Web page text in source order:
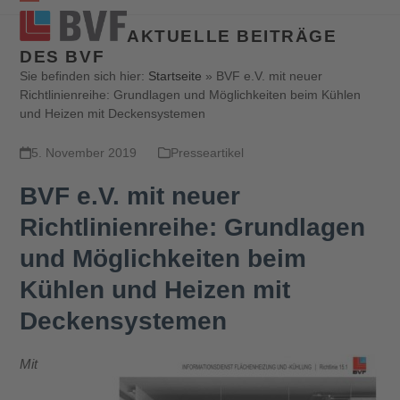
Open
mobile
menu
Close
mobile
menu
AKTUELLE BEITRÄGE
DES BVF
Sie befinden sich hier: Startseite » BVF e.V. mit neuer
Richtlinienreihe: Grundlagen und Möglichkeiten beim Kühlen
und Heizen mit Deckensystemen
5. November 2019 Presseartikel
BVF e.V. mit neuer
Richtlinienreihe: Grundlagen
und Möglichkeiten beim
Kühlen und Heizen mit
Deckensystemen
Mit